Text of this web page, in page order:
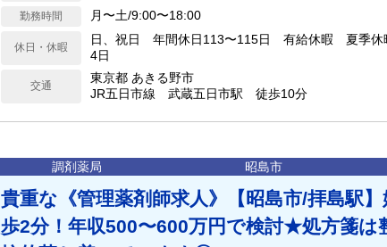
勤務時間 月〜土/9:00〜18:00
休日・休暇
日、祝日 年間休日113〜115日 有給休暇 夏季休
4日
交通
東京都 あきる野市
JR五日市線 武蔵五日市駅 徒歩10分
調剤薬局 昭島市
貴重な《管理薬剤師求人》【昭島市/拝島駅
歩2分！年収500〜600万円で検討★処方箋は